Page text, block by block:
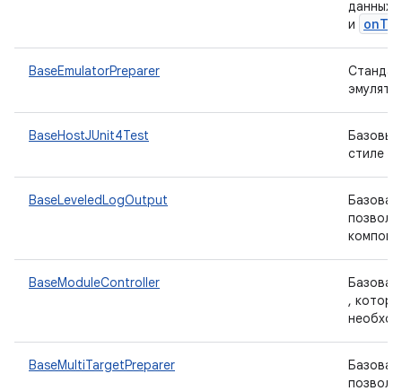
данных
и
BaseEmulatorPreparer
BaseHostJUnit4Test
стиле
BaseLeveledLogOutput
BaseModuleController
,
BaseMultiTargetPreparer